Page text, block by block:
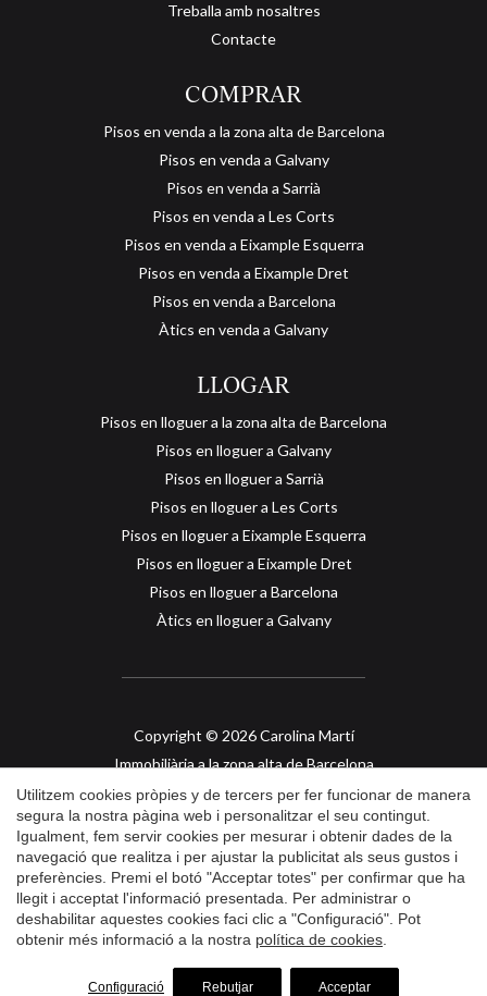
SOL·LICITI MÉS INFORMACIÓ
Treballa amb nosaltres
Contacte
COMPRAR
Pisos en venda a la zona alta de Barcelona
Pisos en venda a Galvany
Pisos en venda a Sarrià
Pisos en venda a Les Corts
Pisos en venda a Eixample Esquerra
Pisos en venda a Eixample Dret
Pisos en venda a Barcelona
Àtics en venda a Galvany
LLOGAR
Pisos en lloguer a la zona alta de Barcelona
Pisos en lloguer a Galvany
Pisos en lloguer a Sarrià
Pisos en lloguer a Les Corts
Pisos en lloguer a Eixample Esquerra
Pisos en lloguer a Eixample Dret
Pisos en lloguer a Barcelona
Àtics en lloguer a Galvany
Copyright © 2026 Carolina Martí
Immobiliària a la zona alta de Barcelona
API col. 2421
Avís Legal
Política de Privacidad
Política de Cookies
byiEstrategic
Utilitzem cookies pròpies y de tercers per fer funcionar de manera
segura la nostra pàgina web i personalitzar el seu contingut.
Igualment, fem servir cookies per mesurar i obtenir dades de la
navegació que realitza i per ajustar la publicitat als seus gustos i
preferències. Premi el botó "Acceptar totes" per confirmar que ha
llegit i acceptat l'informació presentada. Per administrar o
deshabilitar aquestes cookies faci clic a "Configuració". Pot
obtenir més informació a la nostra política de cookies
Configuració Rebutjar Acceptar
Guardar configuració Acceptar totes